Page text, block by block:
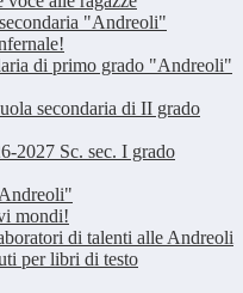
"Andreoli"
di primo grado "Andreoli"
secondaria di II grado
2027 Sc. sec. I grado
mondi!
di talenti alle Andreoli
per libri di testo